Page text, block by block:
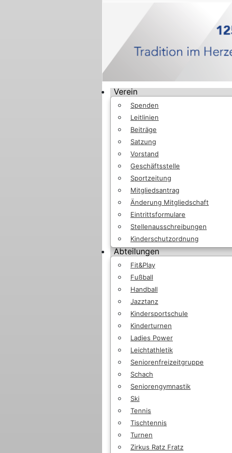
Verein
Spenden
Leitlinien
Beiträge
Satzung
Vorstand
Geschäftsstelle
Sportzeitung
Mitgliedsantrag
Änderung Mitgliedschaft
Eintrittsformulare
Stellenausschreibungen
Kinderschutzordnung
Abteilungen
Fit&Play
Fußball
Handball
Jazztanz
Kindersportschule
Kinderturnen
Ladies Power
Leichtathletik
Seniorenfreizeitgruppe
Schach
Seniorengymnastik
Ski
Tennis
Tischtennis
Turnen
Zirkus Ratz Fratz